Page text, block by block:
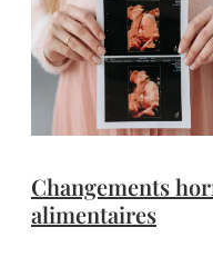
Changements
alimentaires